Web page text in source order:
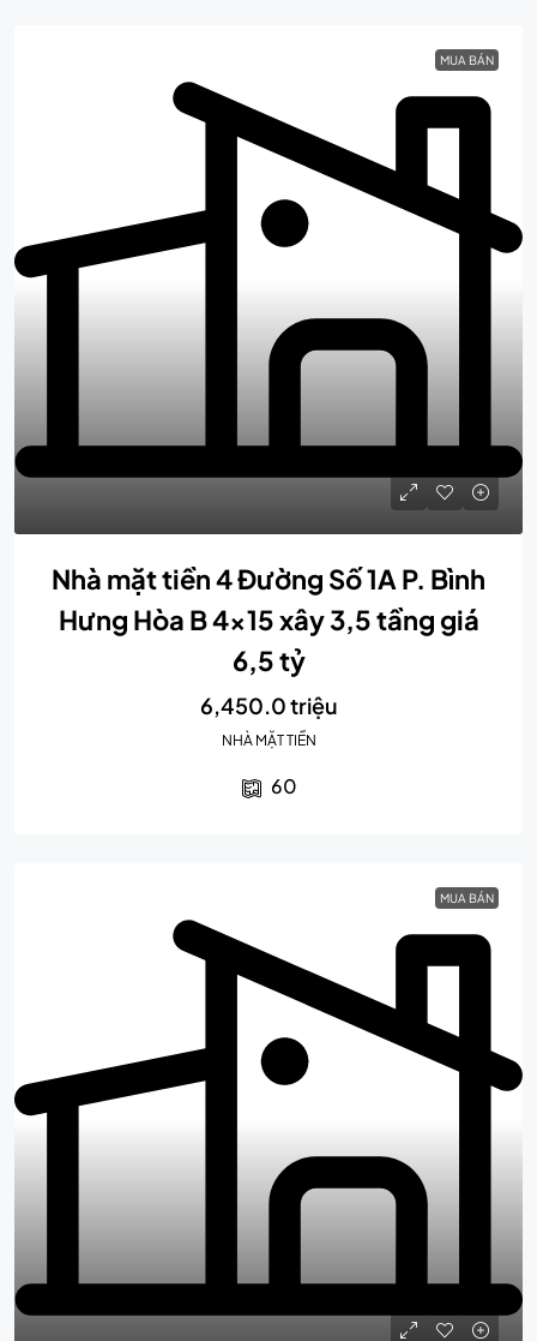
MUA BÁN
Nhà mặt tiền 4 Đường Số 1A P. Bình
Hưng Hòa B 4×15 xây 3,5 tầng giá
6,5 tỷ
6,450.0 triệu
NHÀ MẶT TIỀN
60
MUA BÁN